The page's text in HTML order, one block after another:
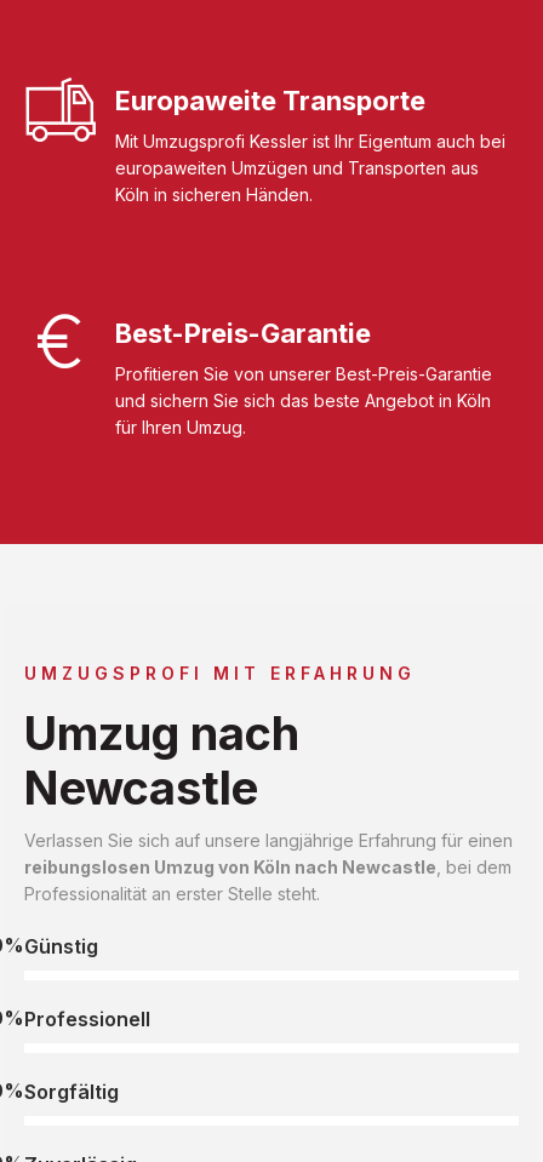
Europaweite Transporte
Mit Umzugsprofi Kessler ist Ihr Eigentum auch bei
europaweiten Umzügen und Transporten aus
Köln in sicheren Händen.
Best-Preis-Garantie
Profitieren Sie von unserer Best-Preis-Garantie
und sichern Sie sich das beste Angebot in Köln
für Ihren Umzug.
UMZUGSPROFI MIT ERFAHRUNG
Umzug nach
Newcastle
Verlassen Sie sich auf unsere langjährige Erfahrung für einen
reibungslosen Umzug von Köln nach Newcastle , bei dem
Professionalität an erster Stelle steht.
Günstig
Professionell
Sorgfältig